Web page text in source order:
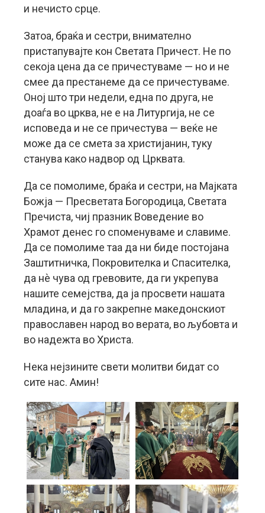
и нечисто срце.
Затоа, браќа и сестри, внимателно
пристапувајте кон Светата Причест. Не по
секоја цена да се причестуваме — но и не
смее да престанеме да се причестуваме.
Оној што три недели, една по друга, не
доаѓа во црква, не е на Литургија, не се
исповеда и не се причестува — веќе не
може да се смета за христијанин, туку
станува како надвор од Црквата.
Да се помолиме, браќа и сестри, на Мајката
Божја — Пресветата Богородица, Светата
Пречиста, чиј празник Воведение во
Храмот денес го споменуваме и славиме.
Да се помолиме таа да ни биде постојана
Заштитничка, Покровителка и Спасителка,
да нѐ чува од гревовите, да ги укрепува
нашите семејства, да ја просвети нашата
младина, и да го закрепне македонскиот
православен народ во верата, во љубовта и
во надежта во Христа.
Нека нејзините свети молитви бидат со
сите нас. Амин!